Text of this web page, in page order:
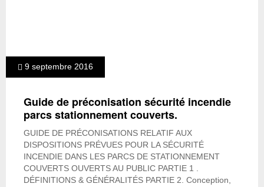
9 septembre 2016
Guide de préconisation sécurité incendie
parcs stationnement couverts.
GUIDE DE PRÉCONISATIONS RELATIF AUX
DISPOSITIONS PRÉVUES POUR LA SÉCURITÉ
INCENDIE DANS LES PARCS DE STATIONNEMENT
COUVERTS OUVERTS AU PUBLIC PARTIE 1 .
DÉFINITIONS & GÉNÉRALITÉS PARTIE 2. Conception,